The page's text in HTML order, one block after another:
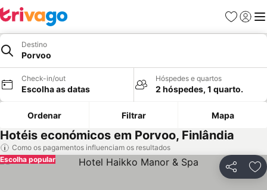
Favoritos
Iniciar
Destino
Porvoo
Check-in/out
Escolha as datas
Hóspedes e quartos
2 hóspedes, 1 quarto.
Ordenar Filtrar Mapa
Hotéis económicos em Porvoo, Finlândia
Como os pagamentos influenciam os resultados
Partilhar
Escolha popular